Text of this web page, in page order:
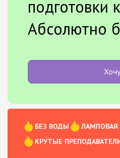
подготовки
Абсолютно
БЕЗ ВОДЫ
КРУТЫЕ